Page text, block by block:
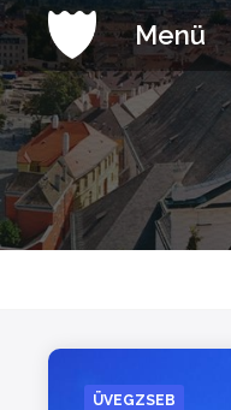
Ugrás
a
tartalomhoz
Menü
ÜVEGZSEB